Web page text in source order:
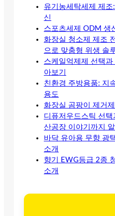
유기농세탁세제 제
신
스포츠세제 ODM 생
화장실 청소제 제조
으로 맞춤형 위생 솔
스케일억제제 선택
아보기
친환경 주방용품: 지
용도
화장실 곰팡이 제거
디퓨저우드스틱 선택
산공장 이야기까지 알
바닥 유아용 무향 광
소개
향기 EWG등급 2종
소개